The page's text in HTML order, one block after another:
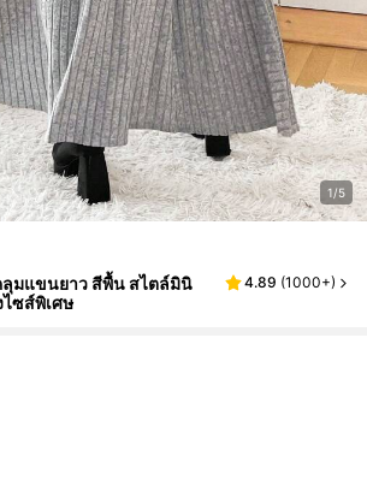
1/5
ลุมแขนยาว สีพื้น สไตล์มินิ
ซส์พิเศษ
4.89 (1000+)